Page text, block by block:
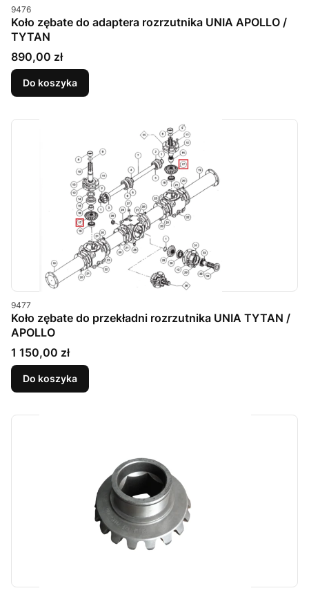
Kod produktu
9476
Koło zębate do adaptera rozrzutnika UNIA APOLLO /
TYTAN
Cena
890,00 zł
Do koszyka
Kod produktu
9477
Koło zębate do przekładni rozrzutnika UNIA TYTAN /
APOLLO
Cena
1 150,00 zł
Do koszyka